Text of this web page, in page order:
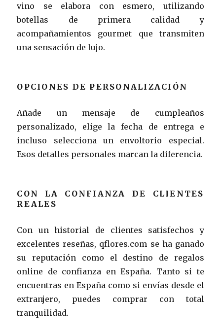
vino se elabora con esmero, utilizando
botellas de primera calidad y
acompañamientos gourmet que transmiten
una sensación de lujo.
OPCIONES DE PERSONALIZACIÓN
Añade un mensaje de cumpleaños
personalizado, elige la fecha de entrega e
incluso selecciona un envoltorio especial.
Esos detalles personales marcan la diferencia.
CON LA CONFIANZA DE CLIENTES
REALES
Con un historial de clientes satisfechos y
excelentes reseñas, qflores.com se ha ganado
su reputación como el destino de regalos
online de confianza en España. Tanto si te
encuentras en España como si envías desde el
extranjero, puedes comprar con total
tranquilidad.